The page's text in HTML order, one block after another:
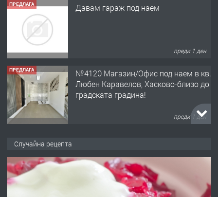
ПРЕДЛАГА Давам гараж под наем
преди 1 ден
ПРЕДЛАГА
№4120 Магазин/Офис под наем в кв.
Любен Каравелов, Хасково-близо до
градската градина!
преди 1 ден
КУБА
преди 2 дни
Случайна рецепта